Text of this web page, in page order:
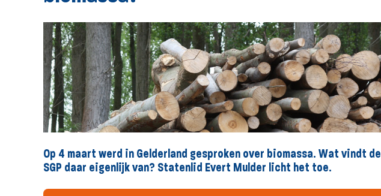
Op 4 maart werd in Gelderland gesproken over biomassa. Wat vindt de
SGP daar eigenlijk van? Statenlid Evert Mulder licht het toe.